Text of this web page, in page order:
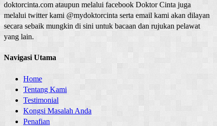
doktorcinta.com ataupun melalui facebook Doktor Cinta juga
melalui twitter kami @mydoktorcinta serta email kami akan dilayan
secara sebaik mungkin di sini untuk bacaan dan rujukan pelawat
yang lain.
Navigasi Utama
Home
Tentang Kami
Testimonial
Kongsi Masalah Anda
Penafian